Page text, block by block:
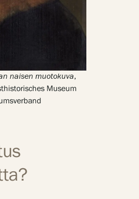
naisen muotokuva,
Museum